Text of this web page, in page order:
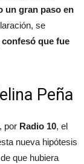
un gran paso en
se
confesó que fue
Peña
por Radio 10, el
nueva hipótesis
que hubiera